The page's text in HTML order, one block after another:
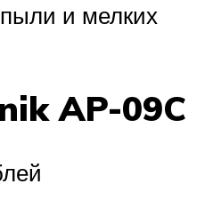
и мелких
AP-09C